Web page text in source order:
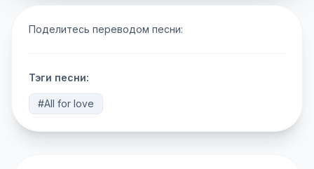
Поделитесь переводом песни:
Тэги песни:
#All for love